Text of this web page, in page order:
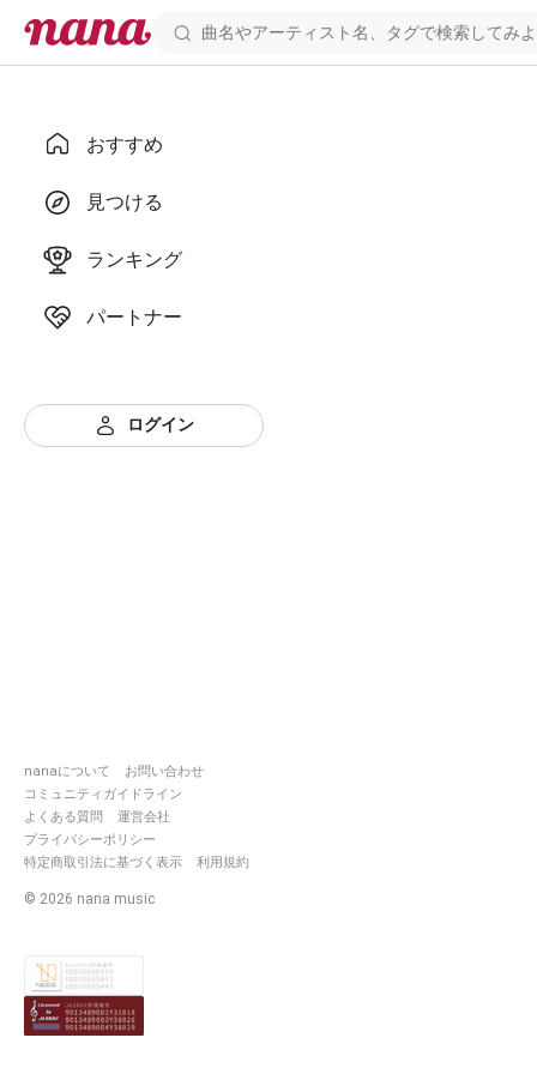
おすすめ
見つける
ランキング
パートナー
ログイン
nanaについて
お問い合わせ
コミュニティガイドライン
よくある質問
運営会社
プライバシーポリシー
特定商取引法に基づく表示
利用規約
© 2026 nana music